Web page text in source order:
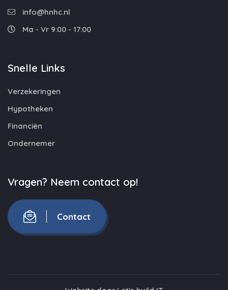
info@hnhc.nl
Ma - Vr 9:00 - 17:00
Snelle Links
Verzekeringen
Hypotheken
Financiën
Ondernemer
Vragen? Neem contact op!
Contact